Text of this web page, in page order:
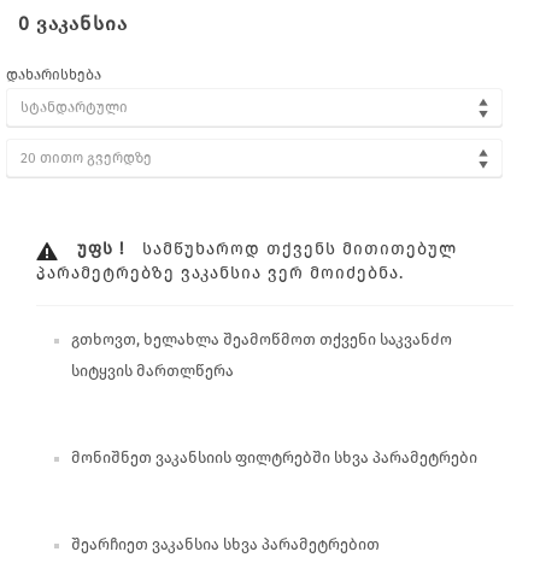
0 ᲕᲐᲙᲐᲜᲡᲘᲐ
დახარისხება
სტანდარტული
20 თითო გვერდზე
ᲣᲤᲡ !
ᲡᲐᲛᲬᲣᲮᲐᲠᲝᲓ ᲗᲥᲕᲔᲜᲡ ᲛᲘᲗᲘᲗᲔᲑᲣᲚ
ᲞᲐᲠᲐᲛᲔᲢᲠᲔᲑᲖᲔ ᲕᲐᲙᲐᲜᲡᲘᲐ ᲕᲔᲠ ᲛᲝᲘᲫᲔᲑᲜᲐ.
გთხოვთ, ხელახლა შეამოწმოთ თქვენი საკვანძო
სიტყვის მართლწერა
მონიშნეთ ვაკანსიის ფილტრებში სხვა პარამეტრები
შეარჩიეთ ვაკანსია სხვა პარამეტრებით